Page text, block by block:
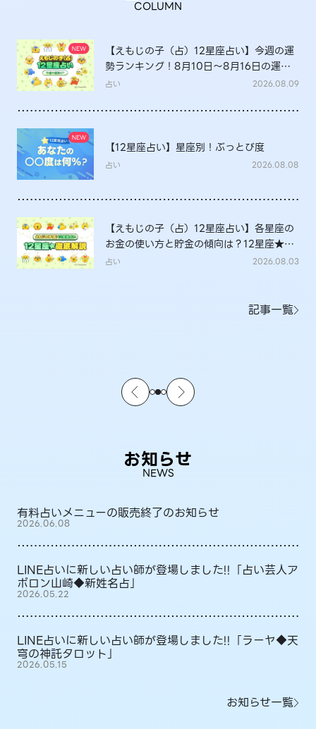
COLUMN
【えもじの子（占）12星座占い】今週の運
勢ランキング！8月10日～8月16日の運勢
は？
占い 2026.08.09
【12星座占い】星座別！ぶっとび度
占い 2026.08.08
【えもじの子（占）12星座占い】各星座の
お金の使い方と貯金の傾向は？12星座★徹
底解説
占い 2026.08.03
記事一覧
お知らせ
NEWS
有料占いメニューの販売終了のお知らせ
2026.06.08
LINE占いに新しい占い師が登場しました!!「占い芸人ア
ポロン山崎◆新姓名占」
2026.05.22
LINE占いに新しい占い師が登場しました!!「ラーヤ◆天
穹の神託タロット」
2026.05.15
お知らせ一覧